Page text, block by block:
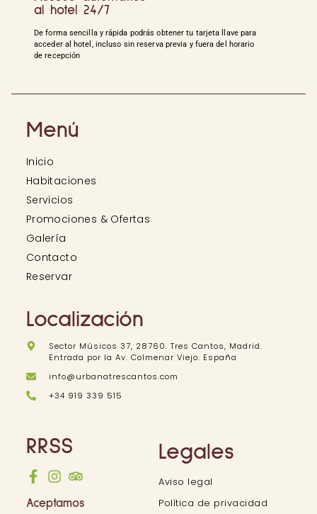
al hotel 24/7
De forma sencilla y rápida podrás obtener tu tarjeta llave para
acceder al hotel, incluso sin reserva previa y fuera del horario
de recepción
Menú
Inicio
Habitaciones
Servicios
Promociones & Ofertas
Galería
Contacto
Reservar
Localización
Sector Músicos 37, 28760. Tres Cantos, Madrid.
Entrada por la Av. Colmenar Viejo. España
info@urbanatrescantos.com
+34 919 339 515
RRSS
Aceptamos
Legales
Aviso legal
Política de privacidad